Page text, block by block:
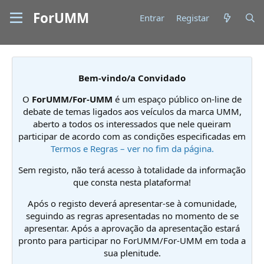
ForUMM Entrar Registar
Bem-vindo/a Convidado
O ForUMM/For-UMM é um espaço público on-line de
debate de temas ligados aos veículos da marca UMM,
aberto a todos os interessados que nele queiram
participar de acordo com as condições especificadas em
Termos e Regras – ver no fim da página.
Sem registo, não terá acesso à totalidade da informação
que consta nesta plataforma!
Após o registo deverá apresentar-se à comunidade,
seguindo as regras apresentadas no momento de se
apresentar. Após a aprovação da apresentação estará
pronto para participar no ForUMM/For-UMM em toda a
sua plenitude.